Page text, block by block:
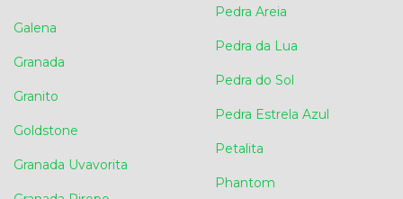
Galena
Granada
Granito
Goldstone
Granada Uvavorita
Pedra Areia
Pedra da Lua
Pedra do Sol
Pedra Estrela Azul
Petalita
Phantom